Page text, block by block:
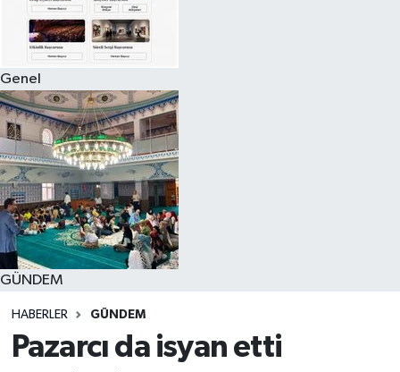
Genel
GÜNDEM
HABERLER GÜNDEM
Pazarcı da isyan etti
Son Dakika Haberleri
Haber Arşivi